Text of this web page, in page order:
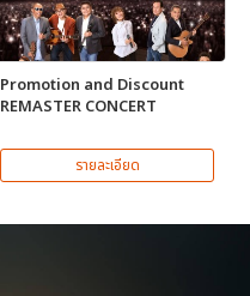
Promotion and Discount
REMASTER CONCERT
รายละเอียด